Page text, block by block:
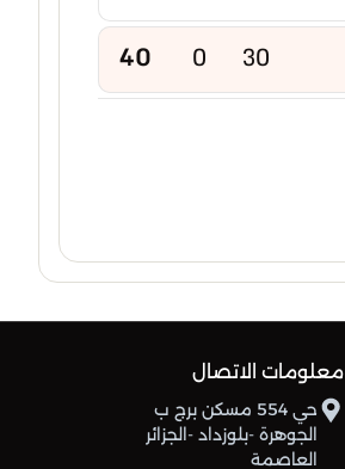
30
0
40
30
-2
38
30
-6
معلومات الاتصال
حي 554 مسكن برج ب
الجوهرة -بلوزداد -الجزائر
العاصمة